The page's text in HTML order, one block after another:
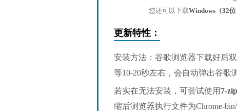
您还可以下载Windows（32
更新特性：
安装方法：谷歌浏览器下载好后
等10-20秒左右，会自动弹出谷歌
若实在无法安装，可尝试使用 7-zip
缩后浏览器执行文件为Chrome-bin/